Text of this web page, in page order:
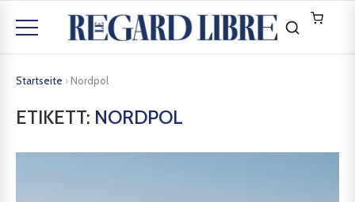
Startseite › Nordpol
ETIKETT: NORDPOL